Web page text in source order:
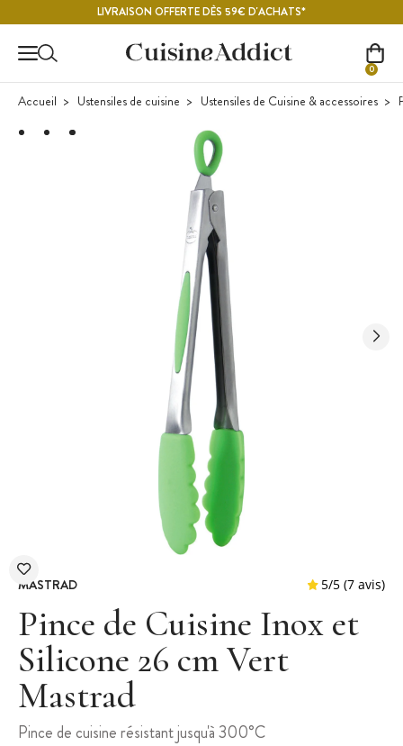
LIVRAISON OFFERTE DÈS 59€ D'ACHATS*
0
Accueil Ustensiles de cuisine Ustensiles de Cuisine & accessoires
MASTRAD
Pince de Cuisine Inox et
Silicone 26 cm Vert
Mastrad
Pince de cuisine résistant jusqu'à 300°C